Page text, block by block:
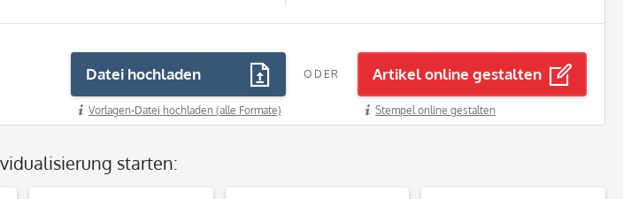
Datei hochladen
Vorlagen-Datei hochladen (alle Formate)
ODER Artikel online gestalten
Stempel online gestalten
starten: